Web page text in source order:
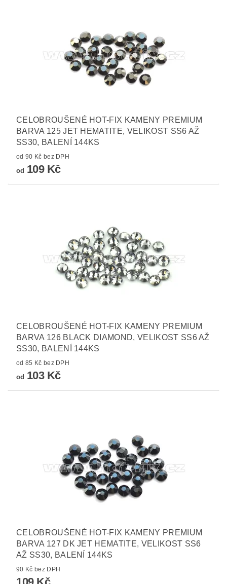
CELOBROUŠENÉ HOT-FIX KAMENY PREMIUM
BARVA 125 JET HEMATITE, VELIKOST SS6 AŽ
SS30, BALENÍ 144KS
od 90 Kč bez DPH
od 109 Kč
CELOBROUŠENÉ HOT-FIX KAMENY PREMIUM
BARVA 126 BLACK DIAMOND, VELIKOST SS6 AŽ
SS30, BALENÍ 144KS
od 85 Kč bez DPH
od 103 Kč
CELOBROUŠENÉ HOT-FIX KAMENY PREMIUM
BARVA 127 DK JET HEMATITE, VELIKOST SS6
AŽ SS30, BALENÍ 144KS
90 Kč bez DPH